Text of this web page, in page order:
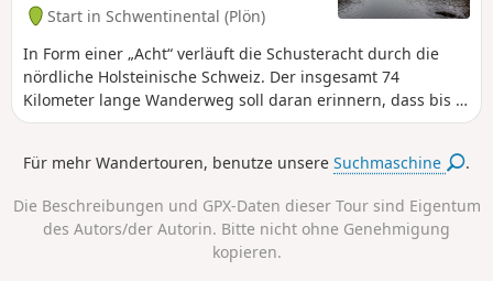
Start in Schwentinental (Plön)
In Form einer „Acht“ verläuft die Schusteracht durch die
nördliche Holsteinische Schweiz. Der insgesamt 74
Kilometer lange Wanderweg soll daran erinnern, dass bis in
das 19. Jhd. die Schusterzunft in Preetz ansässig war. Die
mit Ausgangspunkt in Preetz, auf. Diese Wandertour
Zusammen mit dem ersten Teilstück der Nordschleife,
ergibt sich ein Rundwanderweg von ca. 30 Km. Bis auf
wenige Ausnahmen folgt dieser Teil der Wandertour dem
Für mehr Wandertouren, benutze unsereSuchmaschine .
Die Beschreibungen und GPX-Daten dieser Tour sind Eigentum
des Autors/der Autorin. Bitte nicht ohne Genehmigung
kopieren.